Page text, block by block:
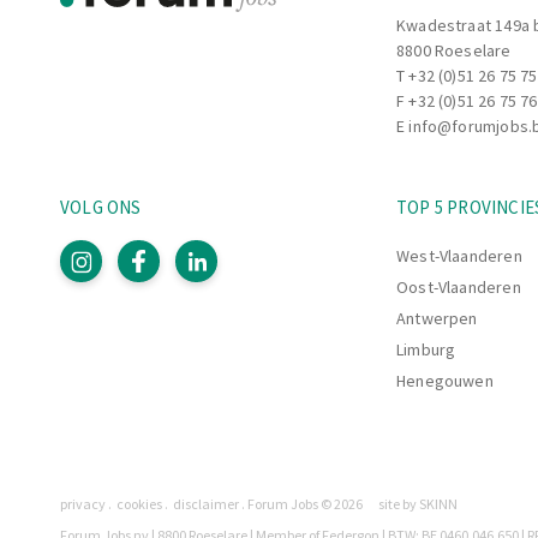
Kwadestraat 149a
8800 Roeselare
T+32 (0)51 26 75 75
F +32 (0)51 26 75 76
E
TOP 5
West-Vlaanderen
Oost-Vlaanderen
Antwerpen
Limburg
Henegouwen
VOLG ONS
Legaal
Pagina's
privacy cookies disclaimer Forum Jobs © 2026
site by SKINN